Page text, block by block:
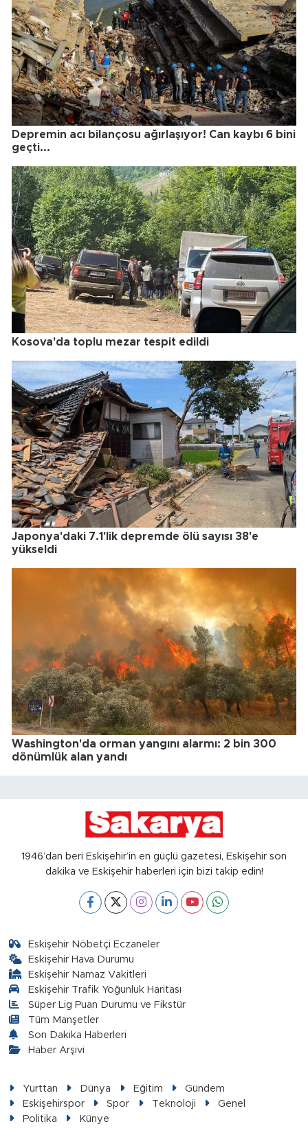
Depremin acı bilançosu ağırlaşıyor! Can kaybı 6 bini
geçti...
Kosova'da toplu mezar tespit edildi
Japonya'daki 7.1'lik depremde ölü sayısı 38'e
yükseldi
Washington'da orman yangını alarmı: 2 bin 300
dönümlük alan yandı
1946’dan beri Eskişehir’in en güçlü gazetesi, Eskişehir son
dakika ve Eskişehir haberleri için bizi takip edin!
Eskişehir Nöbetçi Eczaneler
Eskişehir Hava Durumu
Eskişehir Namaz Vakitleri
Eskişehir Trafik Yoğunluk Haritası
Süper Lig Puan Durumu ve Fikstür
Tüm Manşetler
Son Dakika Haberleri
Haber Arşivi
Yurttan Dünya Eğitim
Gündem
Eskişehirspor
Spor Teknoloji
Genel
Politika
Künye